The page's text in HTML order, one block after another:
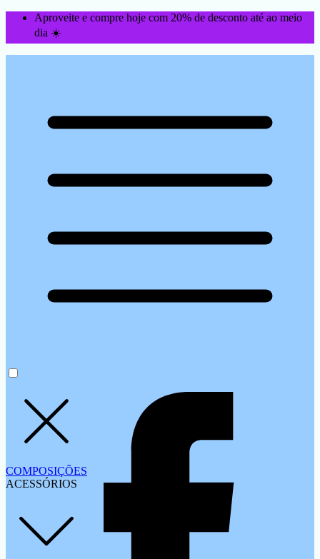
Aproveite e compre hoje com 20% de desconto até ao meio
dia ☀️
COMPOSIÇÕES
ACESSÓRIOS